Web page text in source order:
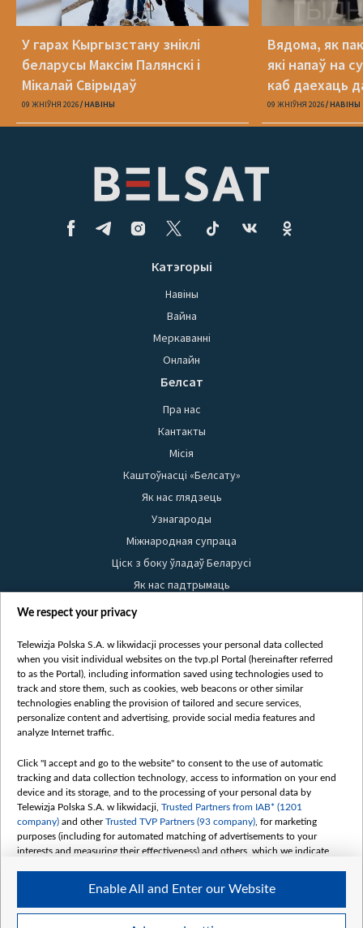
У гарах Кыргызстану зніклі
беларусы Максім Палянскі і
Мікалай Свірыдаў
09 ЖНІЎНЯ 2026 НАВІНЫ
Вядома, як
які напаў на
каб даехаць
09 ЖНІЎНЯ 2026 НАВІНЫ
Катэгорыі
Навіны
Вайна
Меркаванні
Онлайн
Белсат
Пра нас
Кантакты
Місія
Каштоўнасці «Белсату»
Як нас глядзець
Узнагароды
Міжнародная супраца
Ціск з боку ўладаў Беларусі
Як нас падтрымаць
Правілы выкарыстання матэрыялаў
Бяспека
Youtube
Белсат news
Белсат Shorts
Жэстачайшы мульт
Belsat English
Biełsat PL
Белсат Now
Белсат History
Белсат Music
Белсат Doc
We respect your privacy
Telewizja Polska S.A. w likwidacji processes your personal data collected
when you visit individual websites on the tvp.pl Portal (hereinafter referred
to as the Portal), including information saved using technologies used to
track and store them, such as cookies, web beacons or other similar
technologies enabling the provision of tailored and secure services,
personalize content and advertising, provide social media features and
analyze Internet traffic.
Click "I accept and go to the website" to consent to the use of automatic
tracking and data collection technology, access to information on your end
device and its storage, and to the processing of your personal data by
Telewizja Polska S.A. w likwidacji, Trusted Partners from IAB* (1201
company) and otherTrusted TVP Partners (93 company) , for marketing
purposes (including for automated matching of advertisements to your
interests and measuring their effectiveness) and others, which we indicate
The purposes of processing your data by TVP S.A. w likwidacji are as
follows:
Enable All and Enter our Website